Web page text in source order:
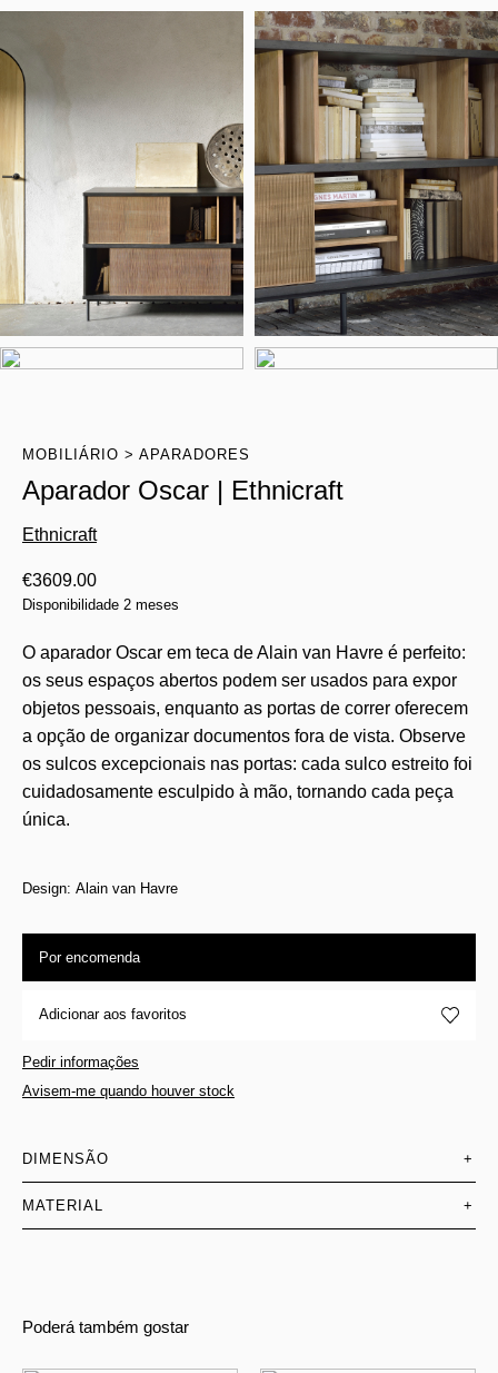
MOBILIÁRIO APARADORES
Aparador Oscar | Ethnicraft
Ethnicraft
€3609.00
Disponibilidade 2 meses
O aparador Oscar em teca de Alain van Havre é perfeito:
os seus espaços abertos podem ser usados para expor
objetos pessoais, enquanto as portas de correr oferecem
a opção de organizar documentos fora de vista. Observe
os sulcos excepcionais nas portas: cada sulco estreito foi
cuidadosamente esculpido à mão, tornando cada peça
única.
Design: Alain van Havre
Por encomenda
Adicionar aos favoritos
Pedir informações
Avisem-me quando houver stock
DIMENSÃO +
MATERIAL +
Poderá também gostar